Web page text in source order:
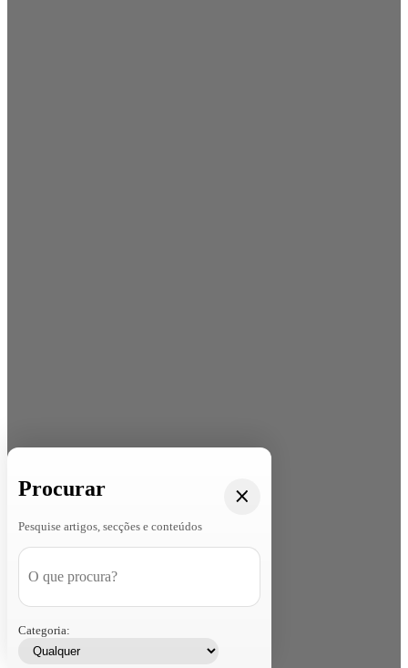
Procurar
Pesquise artigos, secções e conteúdos
Categoria: